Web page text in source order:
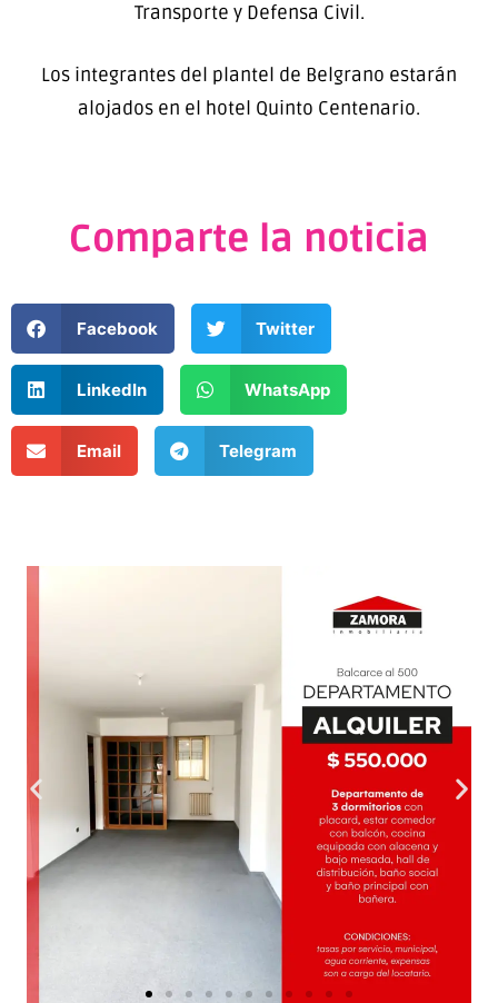
Transporte y Defensa Civil.
Los integrantes del plantel de Belgrano estarán
alojados en el hotel Quinto Centenario.
Comparte la noticia
Facebook Twitter
LinkedIn WhatsApp
Email Telegram